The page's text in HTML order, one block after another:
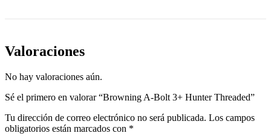
Valoraciones
No hay valoraciones aún.
Sé el primero en valorar “Browning A-Bolt 3+ Hunter Threaded”
Tu dirección de correo electrónico no será publicada. Los campos
obligatorios están marcados con *